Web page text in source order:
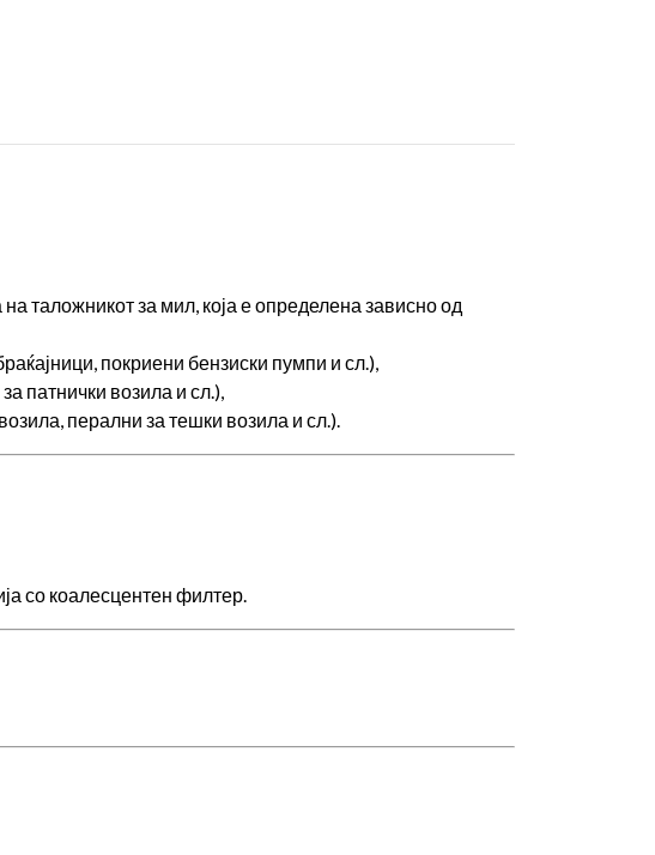
таложникот за мил, која е определена зависно од
покриени бензиски пумпи и сл.),
патнички возила и сл.),
перални за тешки возила и сл.).
со коалесцентен филтер.